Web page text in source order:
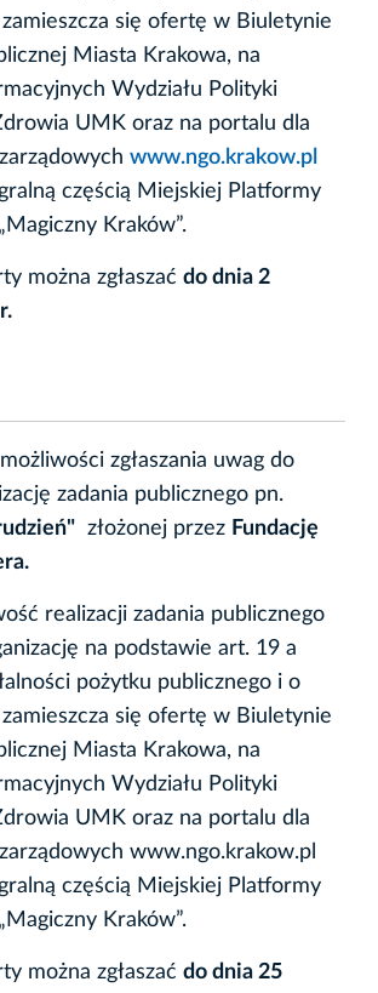
się ofertę w Biuletynie
Miasta Krakowa, na
Wydziału Polityki
UMK oraz na portalu dla
www.ngo.krakow.pl
częścią Miejskiej Platformy
Kraków”.
można zgłaszać do dnia 2
zgłaszania uwag do
zadania publicznego pn.
złożonej przez Fundację
realizacji zadania publicznego
na podstawie art. 19 a
pożytku publicznego i o
się ofertę w Biuletynie
Miasta Krakowa, na
Wydziału Polityki
UMK oraz na portalu dla
www.ngo.krakow.pl
częścią Miejskiej Platformy
Kraków”.
można zgłaszać do dnia 25